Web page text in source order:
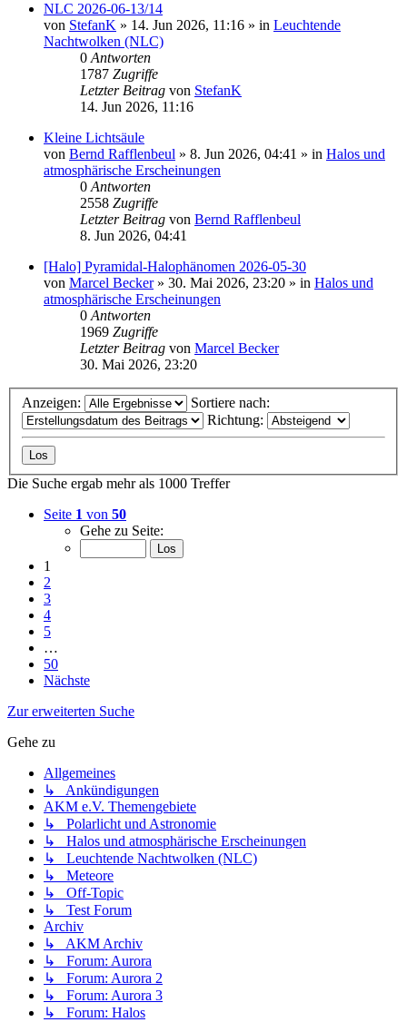
NLC 2026-06-13/14
von StefanK » 14. Jun 2026, 11:16 » in Leuchtende
Nachtwolken (NLC)
0 Antworten
1787 Zugriffe
Letzter Beitrag von StefanK
14. Jun 2026, 11:16
Kleine Lichtsäule
von Bernd Rafflenbeul » 8. Jun 2026, 04:41 » in Halos und
atmosphärische Erscheinungen
0 Antworten
2558 Zugriffe
Letzter Beitrag von Bernd Rafflenbeul
8. Jun 2026, 04:41
[Halo] Pyramidal-Halophänomen 2026-05-30
von Marcel Becker» 30. Mai 2026, 23:20 » in Halos und
atmosphärische Erscheinungen
0 Antworten
1969 Zugriffe
Letzter Beitrag von Marcel Becker
30. Mai 2026, 23:20
Anzeigen:
Sortiere nach:
Richtung:
Die Suche ergab mehr als 1000 Treffer
Seite 1 von 50
Gehe zu Seite:
1
2
3
4
5
…
50
Nächste
Zur erweiterten Suche
Gehe zu
Allgemeines
↳ Ankündigungen
AKM e.V. Themengebiete
↳ Polarlicht und Astronomie
↳ Halos und atmosphärische Erscheinungen
↳ Leuchtende Nachtwolken (NLC)
↳ Meteore
↳ Off-Topic
↳ Test Forum
Archiv
↳ AKM Archiv
↳ Forum: Aurora
↳ Forum: Aurora 2
↳ Forum: Aurora 3
↳ Forum: Halos